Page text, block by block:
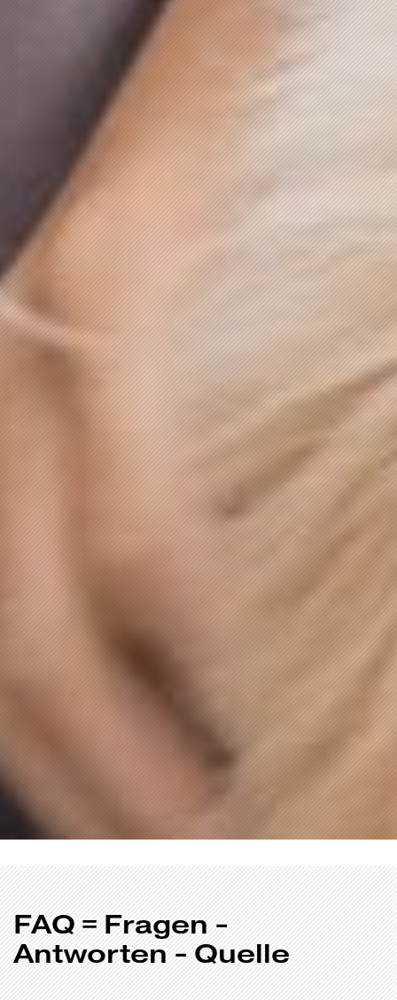
FAQ = Fragen -
Antworten - Quelle